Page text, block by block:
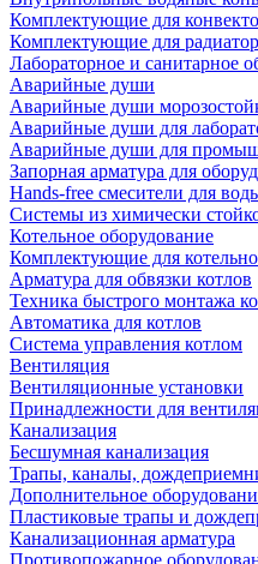
Комплектующие для
Комплектующие для
Лабораторное и санитарное
Аварийные души
Аварийные души
Аварийные души для
Аварийные души для
Запорная арматура для
Hands-free смесители для
Системы из химически
Котельное оборудование
Комплектующие для
Арматура для обвязки котлов
Техника быстрого монтажа
Автоматика для котлов
Система управления котлом
Вентиляция
Вентиляционные установки
Принадлежности для
Канализация
Бесшумная канализация
Трапы, каналы,
Дополнительное
Пластиковые трапы и
Канализационная арматура
Противопожарное